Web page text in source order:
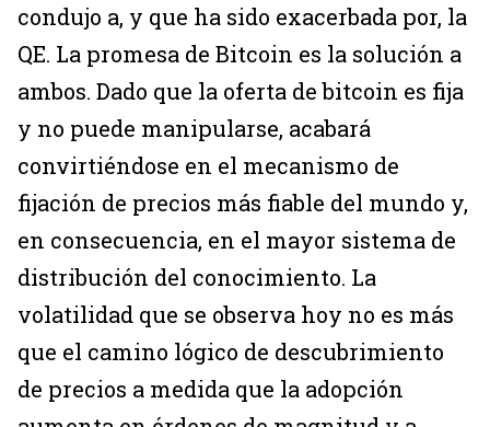
condujo a, y que ha sido exacerbada por, la
QE. La promesa de Bitcoin es la solución a
ambos. Dado que la oferta de bitcoin es fija
y no puede manipularse, acabará
convirtiéndose en el mecanismo de
fijación de precios más fiable del mundo y,
en consecuencia, en el mayor sistema de
distribución del conocimiento. La
volatilidad que se observa hoy no es más
que el camino lógico de descubrimiento
de precios a medida que la adopción